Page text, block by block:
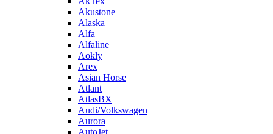
Akustone
Alaska
Alfa
Alfaline
Aokly
Arex
Asian Horse
Atlant
AtlasBX
Audi/Volkswagen
Aurora
AutoJet